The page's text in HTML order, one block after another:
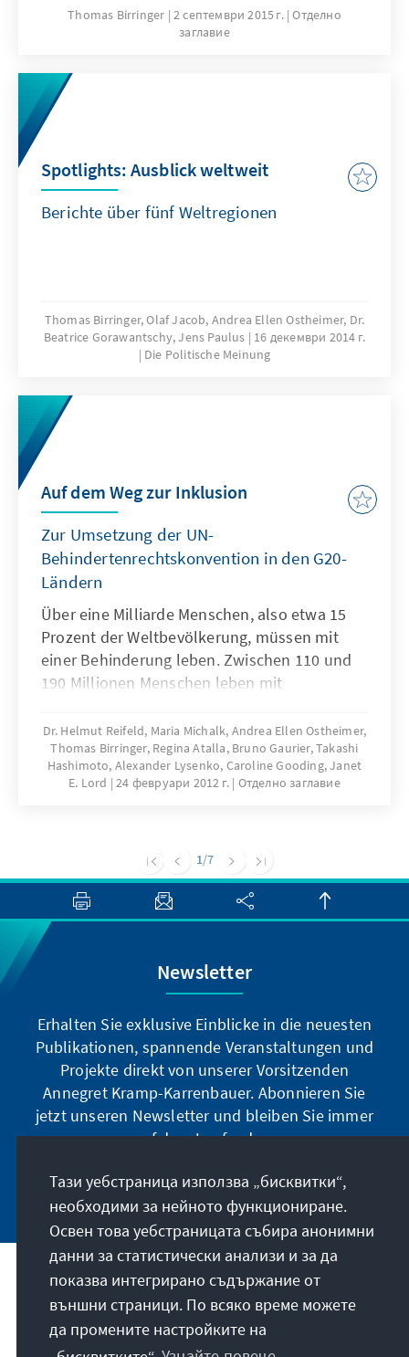
manifestations prevail. One reason is the
failure to tackle the people’s problems. The
the authoritarian regimes, who are back in
power, on the one hand and sectarian-based
radicalisation on the other hand.
Thomas Birringer 2 септември 2015 г. Отделно
заглавие
Spotlights: Ausblick weltweit
Berichte über fünf Weltregionen
Thomas Birringer, Olaf Jacob, Andrea Ellen Ostheimer, Dr.
Beatrice Gorawantschy, Jens Paulus
16 декември 2014 г.
Die Politische Meinung
Auf dem Weg zur Inklusion
Zur Umsetzung der UN-
Behindertenrechtskonvention in den G20-
Ländern
Über eine Milliarde Menschen, also etwa 15
Prozent der Weltbevölkerung, müssen mit
einer Behinderung leben. Zwischen 110 und
190 Millionen Menschen leben mit
UN-Behindertenrechtskonvention rückt die
Themen Barrierefreiheit und gleichberechtigte
Teilhabe von Menschen mit Behinderung
weltweit stärker in den Fokus. Mit dieser
in den G20-Ländern.
Dr. Helmut Reifeld, Maria Michalk, Andrea Ellen Ostheimer,
Thomas Birringer, Regina Atalla, Bruno Gaurier, Takashi
Hashimoto, Alexander Lysenko, Caroline Gooding, Janet
E. Lord
24 февруари 2012 г. Отделно заглавие
1/7
Newsletter
Erhalten Sie exklusive Einblicke in die neuesten
Publikationen, spannende Veranstaltungen und
Projekte direkt von unserer Vorsitzenden
Annegret Kramp-Karrenbauer. Abonnieren Sie
jetzt unseren Newsletter und bleiben Sie immer
auf dem Laufenden.
Jetzt abonnieren
Нашата мисия
Контакт
Тази уебстраница използва „бисквитки“,
необходими за нейното функциониране.
Освен това уебстраницата събира анонимни
данни за статистически анализи и за да
показва интегрирано съдържание от
външни страници. По всяко време можете
да промените настройките на